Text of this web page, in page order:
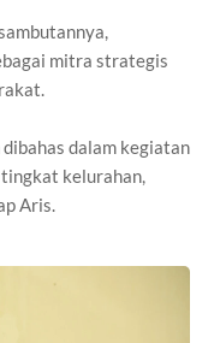
mitra strategis
dalam kegiatan
kelurahan,
Aris.